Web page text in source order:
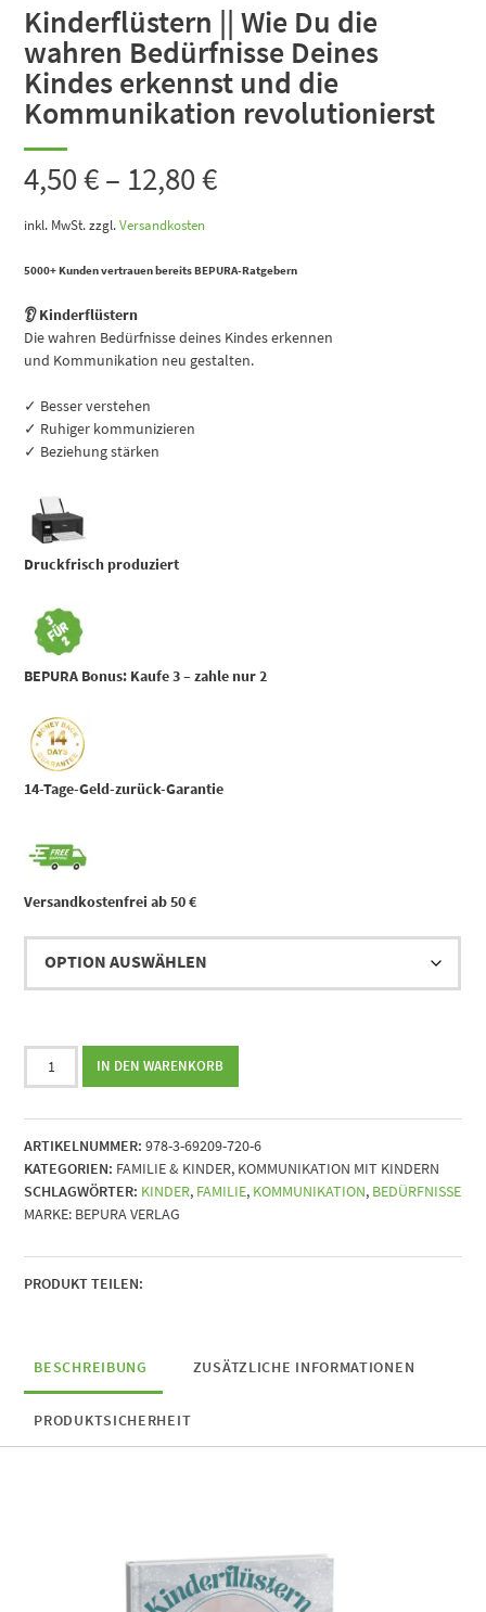
Kinderflüstern || Wie Du die
wahren Bedürfnisse Deines
Kindes erkennst und die
Kommunikation revolutionierst
4,50€– 12,80€
inkl. MwSt. zzgl.Versandkosten
5000+ Kunden vertrauen bereits BEPURA-Ratgebern
👂 Kinderflüstern
Die wahren Bedürfnisse deines Kindes erkennen
und Kommunikation neu gestalten.
✓ Besser verstehen
✓ Ruhiger kommunizieren
✓ Beziehung stärken
Druckfrisch produziert
BEPURA Bonus: Kaufe 3 – zahle nur 2
14-Tage-Geld-zurück-Garantie
Versandkostenfrei ab 50 €
Kinderflüstern
Du
die
wahren
Bedürfnisse
Deines
erkennst
und
Menge
IN DEN WARENKORB
ARTIKELNUMMER: 978-3-69209-720-6
KATEGORIEN: FAMILIE & KINDER, KOMMUNIKATION MIT KINDERN
SCHLAGWÖRTER: KINDER, FAMILIE, KOMMUNIKATION, BEDÜRFNISSE
MARKE: BEPURA VERLAG
PRODUKT TEILEN:
BESCHREIBUNG ZUSÄTZLICHE INFORMATIONEN
PRODUKTSICHERHEIT